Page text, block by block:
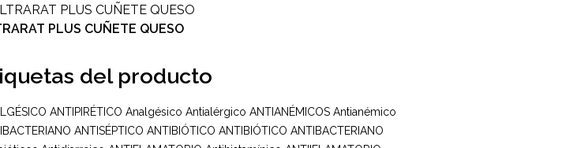
PLUS CUÑETE QUESO
del producto
ANTIPIRÉTICO Analgésico Antialérgico ANTIANÉMICOS Antianémico
ANTISÉPTICO ANTIBIÓTICO ANTIBIÓTICO ANTIBACTERIANO